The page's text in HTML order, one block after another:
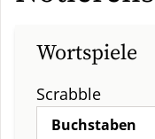
Wortspiele
Scrabble
Buchstaben